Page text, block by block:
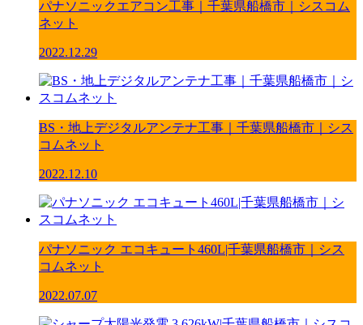
パナソニックエアコン工事｜千葉県船橋市｜シスコム
ネット
2022.12.29
BS・地上デジタルアンテナ工事｜千葉県船橋市｜シス
コムネット
2022.12.10
パナソニック エコキュート460L|千葉県船橋市｜シス
コムネット
2022.07.07